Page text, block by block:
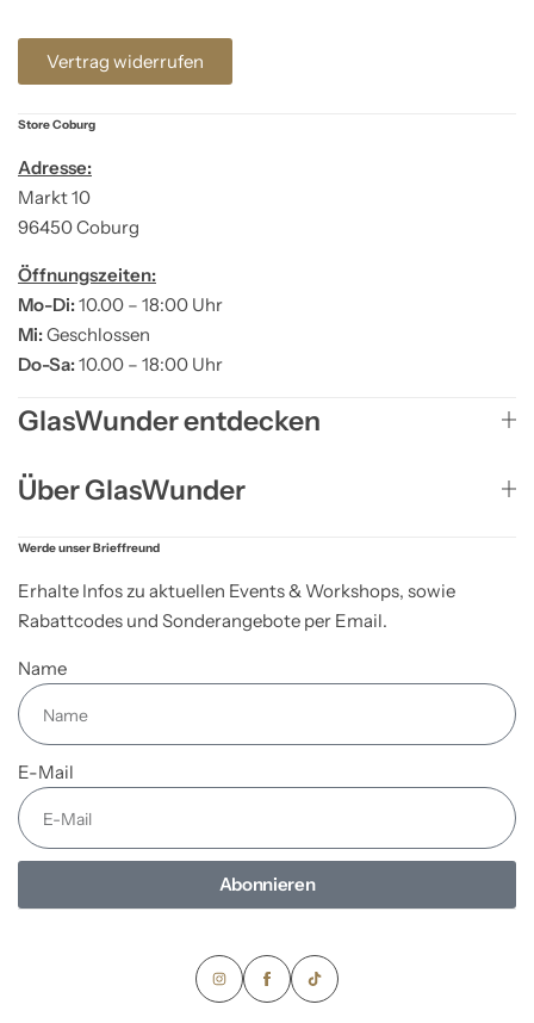
Vertrag widerrufen
Store Coburg
Adresse:
Markt 10
96450 Coburg
Öffnungszeiten:
Mo-Di:10.00 – 18:00 Uhr
Mi:Geschlossen
Do-Sa:10.00 – 18:00 Uhr
GlasWunder entdecken
Über GlasWunder
Werde unser Brieffreund
Erhalte Infos zu aktuellen Events & Workshops, sowie
Rabattcodes und Sonderangebote per Email.
Name
E-Mail
Abonnieren